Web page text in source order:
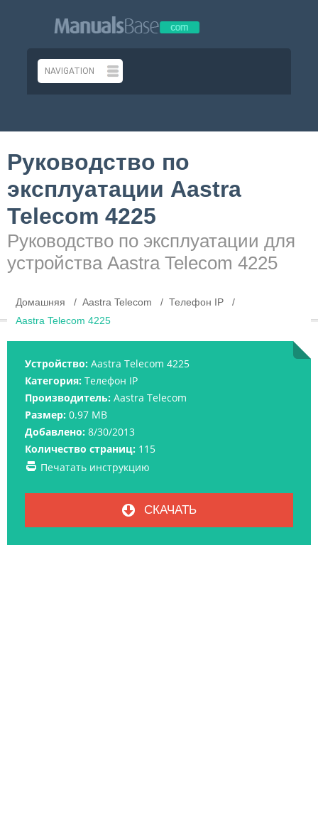
Руководство по
эксплуатации Aastra
Telecom 4225
Руководство по эксплуатации для
устройства Aastra Telecom 4225
Домашняя Aastra Telecom
Телефон IP
Aastra Telecom 4225
Устройство: Aastra Telecom 4225
Категория: Телефон IP
Производитель: Aastra Telecom
Размер: 0.97 MB
Добавлено: 8/30/2013
Количество страниц: 115
Печатать инструкцию
СКАЧАТЬ